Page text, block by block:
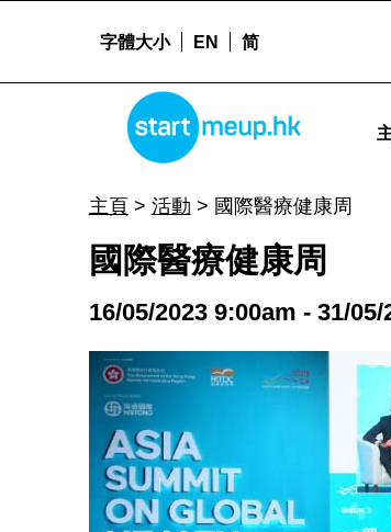
國際醫療健
STARTMEUPHK
字體大小 EN 简
主頁> 活動 > 國際醫療健康周
國際醫療健康周
16/05/2023 9:00am - 31/